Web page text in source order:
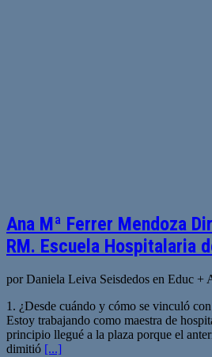
Ana Mª Ferrer Mendoza
RM. Escuela Hospitalaria
por Daniela Leiva Seisdedos en Educ +
1. ¿Desde cuándo y cómo se vinculó
Estoy trabajando como maestra de
principio llegué a la plaza porque el
dimitió [...]